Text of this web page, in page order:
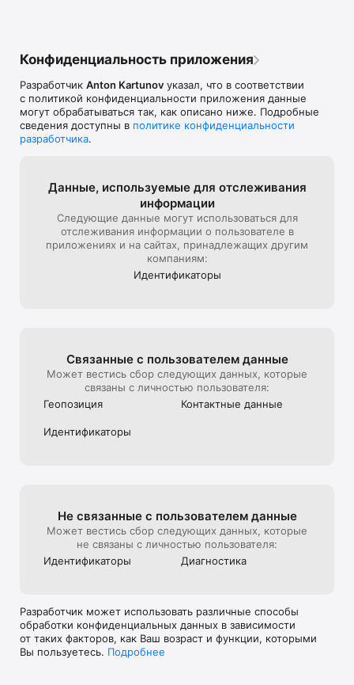
Конфиденциальность приложения
Разработчик Anton Kartunov указал, что в соответствии
с политикой конфиденциальности приложения данные
могут обрабатываться так, как описано ниже. Подробные
сведения доступны в политике конфиденциальности
разработчика.
Данные, используе­мые для отслежи­вания
информации
Следующие данные могут использоваться для
отслеживания информации о пользователе в
приложениях и на сайтах, принадлежащих другим
компаниям:
Идентифика­торы
Связанные с пользова­телем данные
Может вестись сбор следующих данных, которые
связаны с личностью пользователя:
Геопозиция
Контактные данные
Идентифика­торы
Не связанные с пользова­телем данные
Может вестись сбор следующих данных, которые
не связаны с личностью пользователя:
Идентифика­торы
Диагностика
Разработчик может использовать различные способы
обработки конфиденциальных данных в зависимости
от таких факторов, как Ваш возраст и функции, которыми
Вы пользуетесь. Подробнее